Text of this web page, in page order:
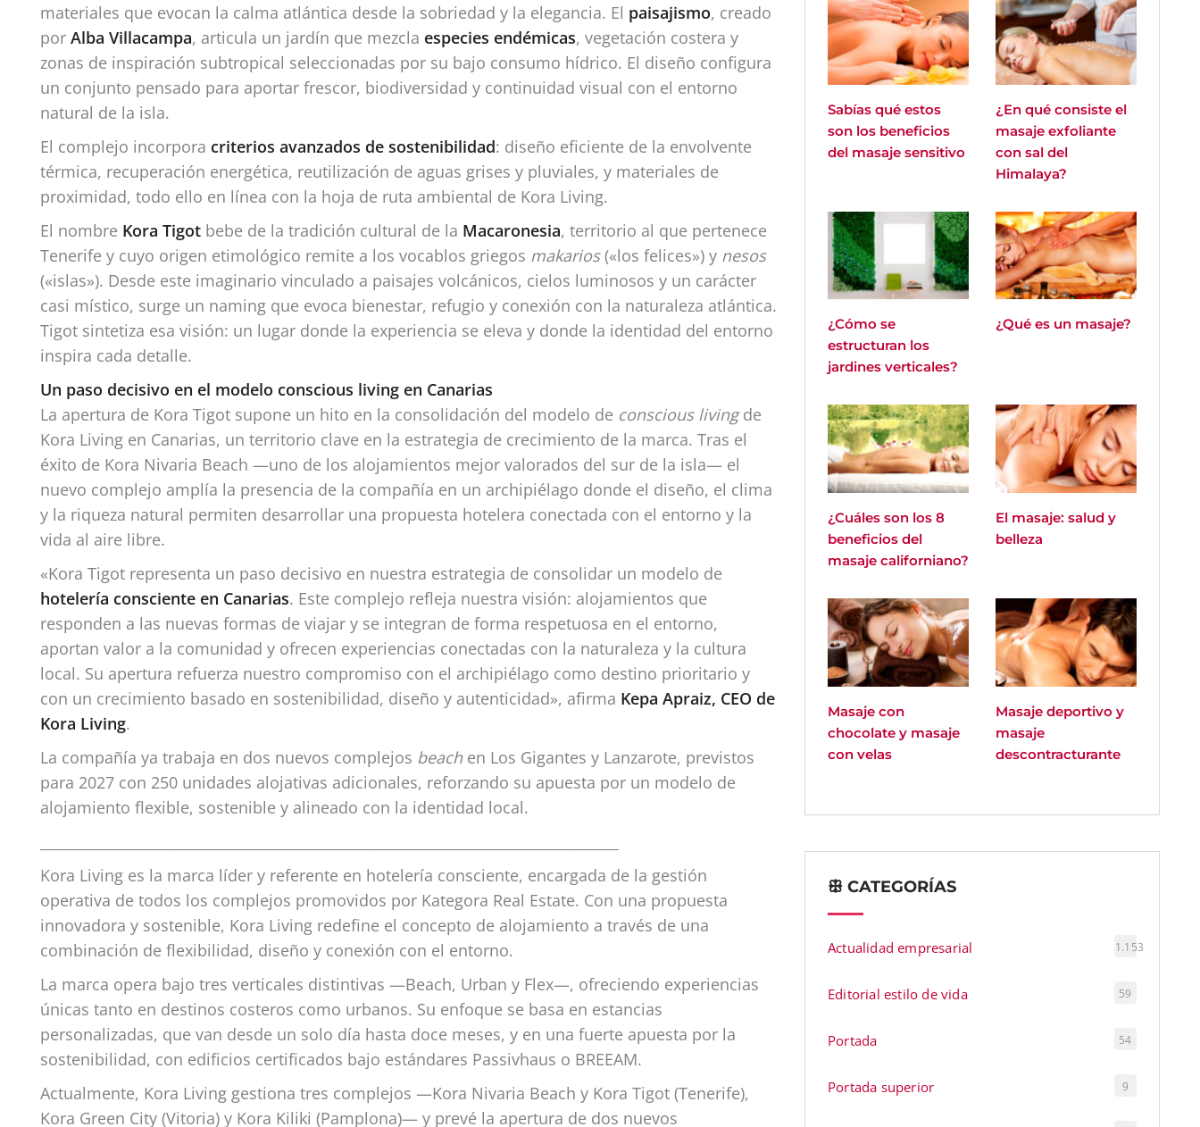
materiales que evocan la calma atlántica desde la sobriedad y la elegancia. El paisajismo, creado
por Alba Villacampa, articula un jardín que mezcla especies endémicas, vegetación costera y
zonas de inspiración subtropical seleccionadas por su bajo consumo hídrico. El diseño configura
un conjunto pensado para aportar frescor, biodiversidad y continuidad visual con el entorno
natural de la isla.
El complejo incorpora criterios avanzados de sostenibilidad: diseño eficiente de la envolvente
térmica, recuperación energética, reutilización de aguas grises y pluviales, y materiales de
proximidad, todo ello en línea con la hoja de ruta ambiental de Kora Living.
El nombre Kora Tigot bebe de la tradición cultural de la Macaronesia, territorio al que pertenece
Tenerife y cuyo origen etimológico remite a los vocablos griegos makarios(«los felices») y nesos
(«islas»). Desde este imaginario vinculado a paisajes volcánicos, cielos luminosos y un carácter
casi místico, surge un naming que evoca bienestar, refugio y conexión con la naturaleza atlántica.
Tigot sintetiza esa visión: un lugar donde la experiencia se eleva y donde la identidad del entorno
inspira cada detalle.
Un paso decisivo en el modelo conscious living en Canarias
La apertura de Kora Tigot supone un hito en la consolidación del modelo de conscious livingde
Kora Living en Canarias, un territorio clave en la estrategia de crecimiento de la marca. Tras el
éxito de Kora Nivaria Beach —uno de los alojamientos mejor valorados del sur de la isla— el
nuevo complejo amplía la presencia de la compañía en un archipiélago donde el diseño, el clima
y la riqueza natural permiten desarrollar una propuesta hotelera conectada con el entorno y la
vida al aire libre.
«Kora Tigot representa un paso decisivo en nuestra estrategia de consolidar un modelo de
hotelería consciente en Canarias. Este complejo refleja nuestra visión: alojamientos que
responden a las nuevas formas de viajar y se integran de forma respetuosa en el entorno,
aportan valor a la comunidad y ofrecen experiencias conectadas con la naturaleza y la cultura
local. Su apertura refuerza nuestro compromiso con el archipiélago como destino prioritario y
con un crecimiento basado en sostenibilidad, diseño y autenticidad», afirma Kepa Apraiz, CEO de
Kora Living.
La compañía ya trabaja en dos nuevos complejos beachen Los Gigantes y Lanzarote, previstos
para 2027 con 250 unidades alojativas adicionales, reforzando su apuesta por un modelo de
alojamiento flexible, sostenible y alineado con la identidad local.
Kora Living es la marca líder y referente en hotelería consciente, encargada de la gestión
operativa de todos los complejos promovidos por Kategora Real Estate. Con una propuesta
innovadora y sostenible, Kora Living redefine el concepto de alojamiento a través de una
combinación de flexibilidad, diseño y conexión con el entorno.
La marca opera bajo tres verticales distintivas —Beach, Urban y Flex—, ofreciendo experiencias
únicas tanto en destinos costeros como urbanos. Su enfoque se basa en estancias
personalizadas, que van desde un solo día hasta doce meses, y en una fuerte apuesta por la
sostenibilidad, con edificios certificados bajo estándares Passivhaus o BREEAM.
Actualmente, Kora Living gestiona tres complejos —Kora Nivaria Beach y Kora Tigot (Tenerife),
Kora Green City (Vitoria) y Kora Kiliki (Pamplona)— y prevé la apertura de dos nuevos
Sabías qué estos
son los beneficios
del masaje sensitivo
¿En qué consiste el
masaje exfoliante
con sal del
Himalaya?
¿Cómo se
estructuran los
jardines verticales?
¿Qué es un masaje?
¿Cuáles son los 8
beneficios del
masaje californiano?
El masaje: salud y
belleza
Masaje con
chocolate y masaje
con velas
Masaje deportivo y
masaje
descontracturante
ꕥ CATEGORÍAS
Actualidad empresarial 1.153
Editorial estilo de vida 59
Portada 54
Portada superior 9